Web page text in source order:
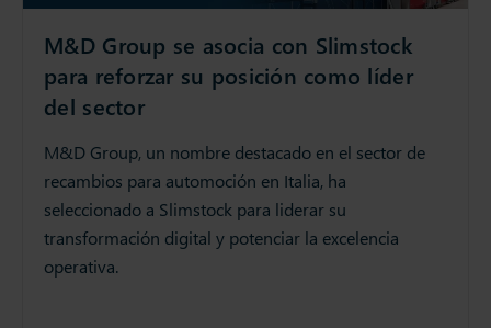
M&D Group se asocia con Slimstock
para reforzar su posición como líder
del sector
M&D Group, un nombre destacado en el sector de
recambios para automoción en Italia, ha
seleccionado a Slimstock para liderar su
transformación digital y potenciar la excelencia
operativa.